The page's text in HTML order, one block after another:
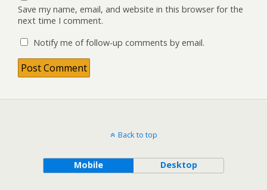
Save my name, email, and website in this browser for the
next time I comment.
Notify me of follow-up comments by email.
Back to top
Mobile Desktop